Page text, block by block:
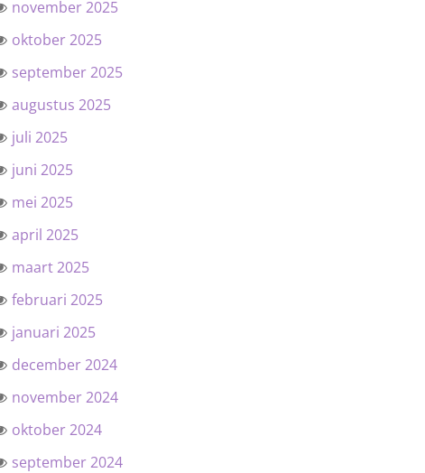
november 2025
oktober 2025
september 2025
augustus 2025
juli 2025
juni 2025
mei 2025
april 2025
maart 2025
februari 2025
januari 2025
december 2024
november 2024
oktober 2024
september 2024